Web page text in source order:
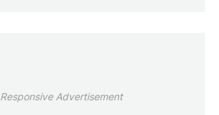
Responsive Advertisement